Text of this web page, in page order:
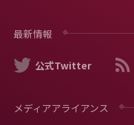
最新情報
公式Twitter
メディアアライアンス